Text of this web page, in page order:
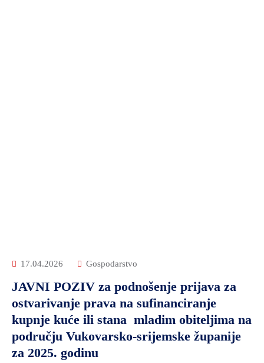
17.04.2026 Gospodarstvo
JAVNI POZIV za podnošenje prijava za
ostvarivanje prava na sufinanciranje
kupnje kuće ili stana mladim obiteljima na
području Vukovarsko-srijemske županije
za 2025. godinu